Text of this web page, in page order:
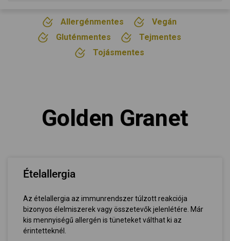
Allergénmentes
Vegán
Gluténmentes
Tejmentes
Tojásmentes
Golden Granet
Ételallergia
Az ételallergia az immunrendszer túlzott reakciója
bizonyos élelmiszerek vagy összetevők jelenlétére. Már
kis mennyiségű allergén is tüneteket válthat ki az
érintetteknél.